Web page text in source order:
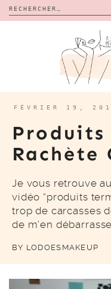
Rechercher :
CALENDRIERS DE
BON PLAN
À PROPOS
CONTACT
FÉVRIER 19,
Produits
Rachète
Je vous retrouve
vidéo “produits
trop de carcasses
de m’en
BY LODOESMAKEUP